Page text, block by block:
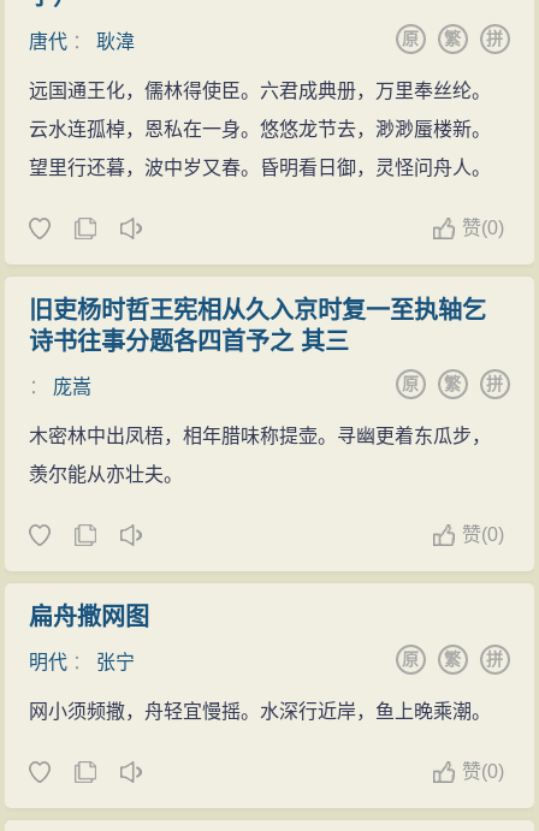
唐代 ：耿湋 拼
繁
原
远国通王化，儒林得使臣。六君成典册，万里奉丝纶。
云水连孤棹，恩私在一身。悠悠龙节去，渺渺蜃楼新。
望里行还暮，波中岁又春。昏明看日御，灵怪问舟人。
赞(0)
旧吏杨时哲王宪相从久入京时复一至执轴乞
诗书往事分题各四首予之 其三
： 庞嵩 拼
繁
原
木密林中出凤梧，相年腊味称提壶。寻幽更着东瓜步，
羡尔能从亦壮夫。
赞(0)
扁舟撒网图
明代 ： 张宁 拼
繁
原
网小须频撒，舟轻宜慢摇。水深行近岸，鱼上晚乘潮。
赞(0)